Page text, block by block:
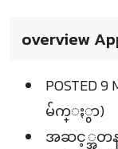
overview
POSTED
မ်က္ႏွာ)
အဆင့္အတန္